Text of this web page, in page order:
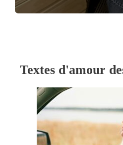
Textes d'amour